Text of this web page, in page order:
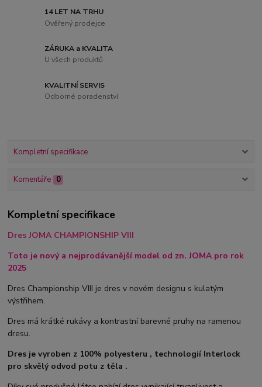
14 LET NA TRHU
Ověřený prodejce
ZÁRUKA a KVALITA
U všech produktů
KVALITNÍ SERVIS
Odborné poradenství
Kompletní specifikace
Komentáře 0
Kompletní specifikace
Dres JOMA CHAMPIONSHIP VIII
Toto je nový a nejprodávanější model od zn. JOMA pro rok
2025
Dres Championship VIII je dres v novém designu s kulatým
výstřihem.
Dres má krátké rukávy a kontrastní barevné pruhy na ramenou
dresu.
Dres je vyroben z 100% polyesteru , technologií Interlock
pro skvělý odvod potu z těla .